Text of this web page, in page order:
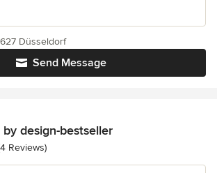
Send Message
Düsseldorf
design-bestseller
of 5 stars
Reviews)